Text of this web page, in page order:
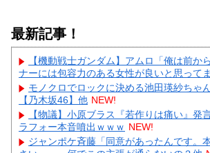
最新記事！
【機動戦士ガンダム】アムロ「俺は前か
ナーには包容力のある女性が良いと思って
モノクロでロックに決める池田瑛紗ちゃ
【乃木坂46】他 NEW!
【物議】小原ブラス『若作りは痛い』
ラフォー本音噴出ｗｗｗ NEW!
ジャンポケ斉藤「同意があったんです。